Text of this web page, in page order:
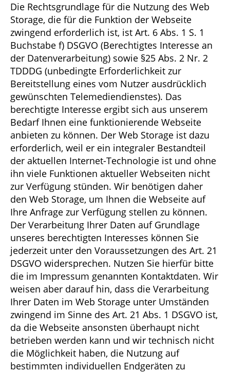
Die Rechtsgrundlage für die Nutzung des Web
Storage, die für die Funktion der Webseite
zwingend erforderlich ist, ist Art. 6 Abs. 1 S. 1
Buchstabe f) DSGVO (Berechtigtes Interesse an
der Datenverarbeitung) sowie §25 Abs. 2 Nr. 2
TDDDG (unbedingte Erforderlichkeit zur
Bereitstellung eines vom Nutzer ausdrücklich
gewünschten Telemediendienstes). Das
berechtigte Interesse ergibt sich aus unserem
Bedarf Ihnen eine funktionierende Webseite
anbieten zu können. Der Web Storage ist dazu
erforderlich, weil er ein integraler Bestandteil
der aktuellen Internet-Technologie ist und ohne
ihn viele Funktionen aktueller Webseiten nicht
zur Verfügung stünden. Wir benötigen daher
den Web Storage, um Ihnen die Webseite auf
Ihre Anfrage zur Verfügung stellen zu können.
Der Verarbeitung Ihrer Daten auf Grundlage
unseres berechtigten Interesses können Sie
jederzeit unter den Voraussetzungen des Art. 21
DSGVO widersprechen. Nutzen Sie hierfür bitte
die im Impressum genannten Kontaktdaten. Wir
weisen aber darauf hin, dass die Verarbeitung
Ihrer Daten im Web Storage unter Umständen
zwingend im Sinne des Art. 21 Abs. 1 DSGVO ist,
da die Webseite ansonsten überhaupt nicht
betrieben werden kann und wir technisch nicht
die Möglichkeit haben, die Nutzung auf
bestimmten individuellen Endgeräten zu